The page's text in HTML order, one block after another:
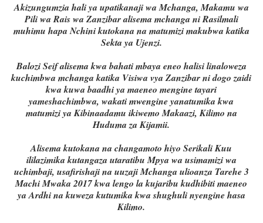
Akizungumzia hali ya upatikanaji wa Mchanga, Makamu wa
Pili wa Rais wa Zanzibar alisema mchanga ni Rasilmali
muhimu hapa Nchini kutokana na matumizi makubwa katika
Sekta ya Ujenzi.
Balozi Seif alisema kwa bahati mbaya eneo halisi linaloweza
kuchimbwa mchanga katika Visiwa vya Zanzibar ni dogo zaidi
kwa kuwa baadhi ya maeneo mengine tayari
yameshachimbwa, wakati mwengine yanatumika kwa
matumizi ya Kibinaadamu ikiwemo Makaazi, Kilimo na
Huduma za Kijamii.
Alisema kutokana na changamoto hiyo Serikali Kuu
ililazimika kutangaza utaratibu Mpya wa usimamizi wa
uchimbaji, usafirishaji na uuzaji Mchanga ulioanza Tarehe 3
Machi Mwaka 2017 kwa lengo la kujaribu kudhibiti maeneo
ya Ardhi na kuweza kutumika kwa shughuli nyengine hasa
Kilimo.